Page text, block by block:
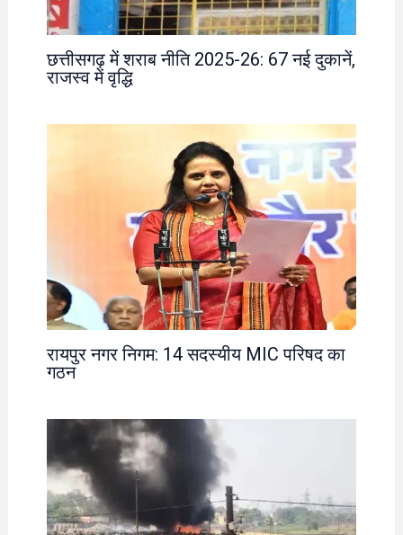
छत्तीसगढ़ में शराब नीति 2025-26: 67 नई दुकानें,
राजस्व में वृद्धि
रायपुर नगर निगम: 14 सदस्यीय MIC परिषद का
गठन